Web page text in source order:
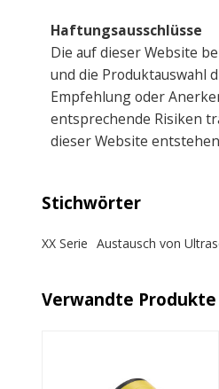
Haftungsausschlüsse
Die auf dieser Website
und die Produktauswahl
Empfehlung oder
entsprechende Risiken
dieser Website
Stichwörter
XX Serie Austausch von
Verwandte Produkte